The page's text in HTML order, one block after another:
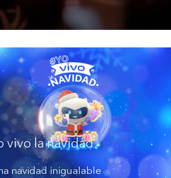
vivo la navidad
navidad inigualable